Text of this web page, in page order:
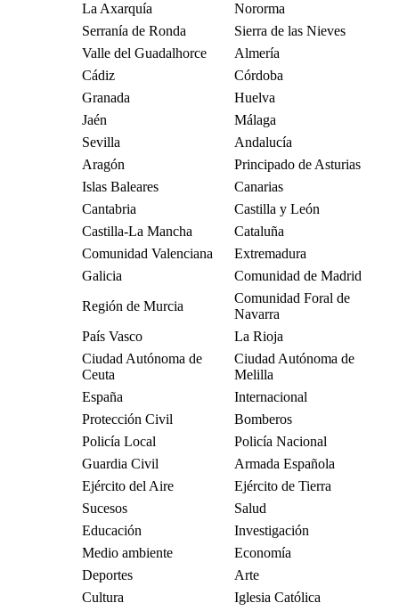
La Axarquía
Nororma
Serranía de Ronda
Sierra de las Nieves
Valle del Guadalhorce
Almería
Cádiz
Córdoba
Granada
Huelva
Jaén
Málaga
Sevilla
Andalucía
Aragón
Principado de Asturias
Islas Baleares
Canarias
Cantabria
Castilla y León
Castilla-La Mancha
Cataluña
Comunidad Valenciana
Extremadura
Galicia
Comunidad de Madrid
Región de Murcia
Comunidad Foral de
Navarra
País Vasco
La Rioja
Ciudad Autónoma de
Ceuta
Ciudad Autónoma de
Melilla
España
Internacional
Protección Civil
Bomberos
Policía Local
Policía Nacional
Guardia Civil
Armada Española
Ejército del Aire
Ejército de Tierra
Sucesos
Salud
Educación
Investigación
Medio ambiente
Economía
Deportes
Arte
Cultura
Iglesia Católica